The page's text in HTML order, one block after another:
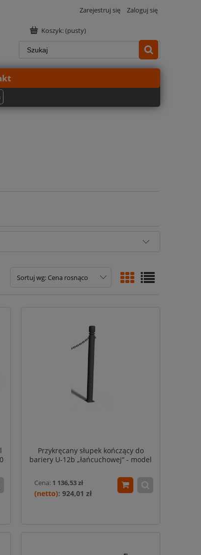
Zarejestruj się Zaloguj się
Koszyk:(pusty)
Sortuj wg: Cena rosnąco
Przykręcany słupek kończący do
bariery U-12b „łańcuchowej“ - model
czarny / grafitowy / szary
Cena: 1 136,53 zł
924,01 zł